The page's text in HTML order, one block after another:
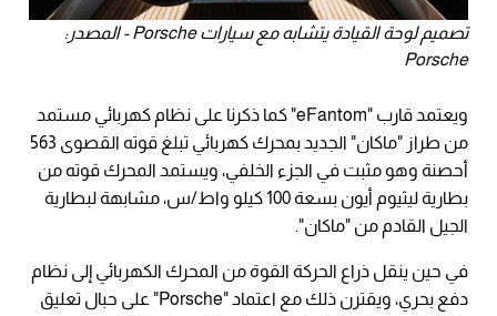
تصميم لوحة القيادة يتشابه مع سيارات Porsche - المصدر:
Porsche
ويعتمد قارب "eFantom" كما ذكرنا على نظام كهربائي مستمد
من طراز "ماكان" الجديد بمحرك كهربائي تبلغ قوته القصوى 563
أحصنة وهو مثبت في الجزء الخلفي، ويستمد المحرك قوته من
بطارية ليثيوم أيون بسعة 100 كيلو واط/س، مشابهة لبطارية
الجيل القادم من "ماكان".
في حين ينقل ذراع الحركة القوة من المحرك الكهربائي إلى نظام
دفع بحري، ويقترن ذلك مع اعتماد "Porsche" على حبال تعليق